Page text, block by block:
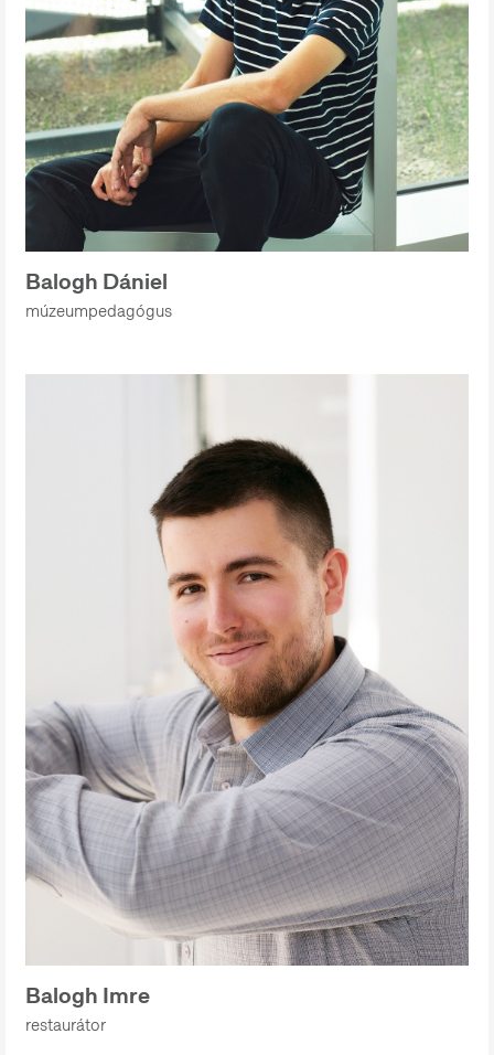
Balogh Dániel
múzeumpedagógus
Balogh Imre
restaurátor